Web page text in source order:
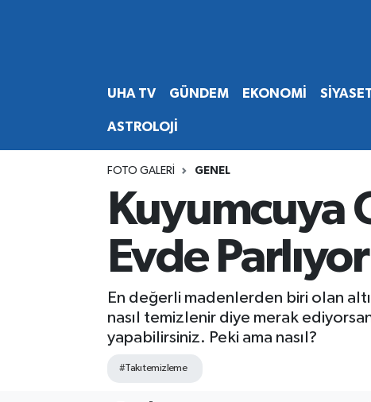
UHA TV GÜNDEM EKONOMİ
ASTROLOJİ
FOTO GALERI GENEL
Kuyumcuya
Evde Parlıyor
En değerli madenlerden biri olan
nasıl temizlenir diye merak
yapabilirsiniz. Peki ama nasıl?
#Takı temizleme
Hava Durumu
Süper Lig Puan Durumu ve Fikstür
Tüm Manşetler
Son Dakika Haberleri
Haber Arşivi